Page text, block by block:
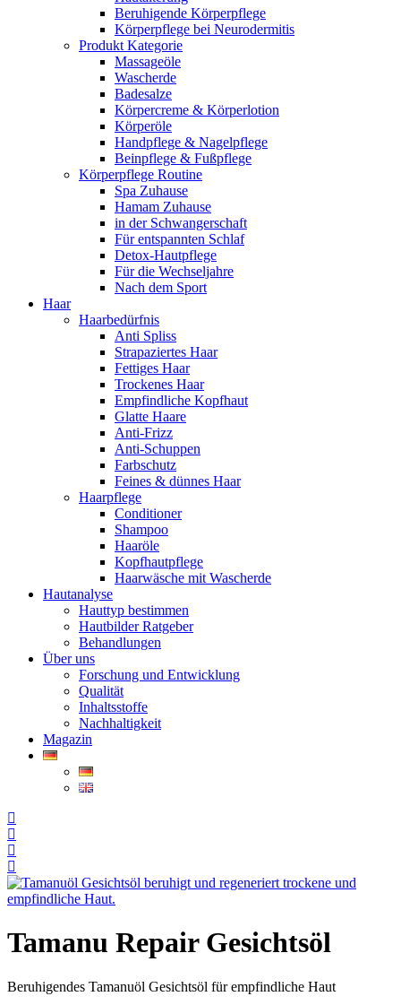
Beruhigende Körperpflege
Körperpflege bei Neurodermitis
Produkt Kategorie
Massageöle
Wascherde
Badesalze
Körpercreme & Körperlotion
Körperöle
Handpflege & Nagelpflege
Beinpflege & Fußpflege
Körperpflege Routine
Spa Zuhause
Hamam Zuhause
in der Schwangerschaft
Für entspannten Schlaf
Detox-Hautpflege
Für die Wechseljahre
Nach dem Sport
Haar
Haarbedürfnis
Anti Spliss
Strapaziertes Haar
Fettiges Haar
Trockenes Haar
Empfindliche Kopfhaut
Glatte Haare
Anti-Frizz
Anti-Schuppen
Farbschutz
Feines & dünnes Haar
Haarpflege
Conditioner
Shampoo
Haaröle
Kopfhautpflege
Haarwäsche mit Wascherde
Hautanalyse
Hauttyp bestimmen
Hautbilder Ratgeber
Behandlungen
Über uns
Forschung und Entwicklung
Qualität
Inhaltsstoffe
Nachhaltigkeit
Magazin
Tamanu Repair Gesichtsöl
Beruhigendes Tamanuöl Gesichtsöl für empfindliche Haut